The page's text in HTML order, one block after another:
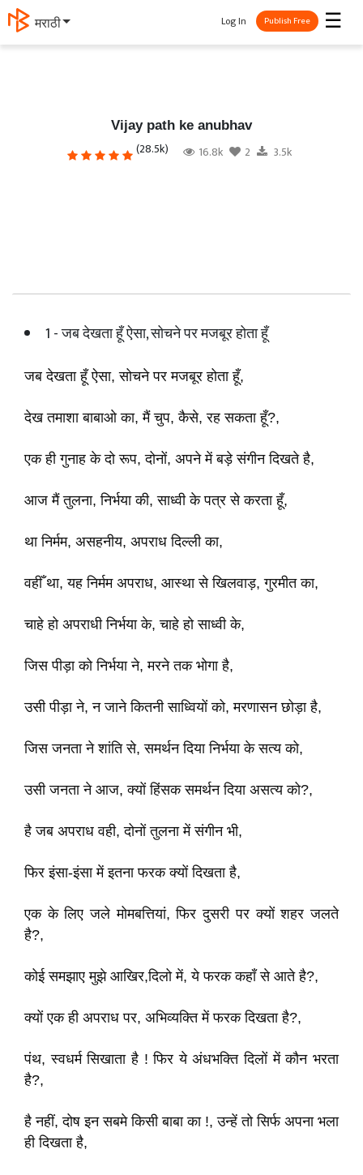
தமிழ் ☰
Log In Publish Free
Vijay path ke anubhav
(28.5k) 16.8k 2 3.5k
1 - जब देखता हूँ ऐसा, सोचने पर मजबूर होता हूँ
जब देखता हूँ ऐसा, सोचने पर मजबूर होता हूँ,
देख तमाशा बाबाओ का, मैं चुप, कैसे, रह सकता हूँ?,
एक ही गुनाह के दो रूप, दोनों, अपने में बड़े संगीन दिखते है,
आज मैं तुलना, निर्भया की, साध्वी के पत्र से करता हूँ,
था निर्मम, असहनीय, अपराध दिल्ली का,
वहीँ था, यह निर्मम अपराध, आस्था से खिलवाड़, गुरमीत का,
चाहे हो अपराधी निर्भया के, चाहे हो साध्वी के,
जिस पीड़ा को निर्भया ने, मरने तक भोगा है,
उसी पीड़ा ने, न जाने कितनी साध्वियों को, मरणासन छोड़ा है,
जिस जनता ने शांति से, समर्थन दिया निर्भया के सत्य को,
उसी जनता ने आज, क्यों हिंसक समर्थन दिया असत्य को?,
है जब अपराध वही, दोनों तुलना में संगीन भी,
फिर इंसा-इंसा में इतना फरक क्यों दिखता है,
एक के लिए जले मोमबत्तियां, फिर दुसरी पर क्यों शहर जलते
है?,
कोई समझाए मुझे आखिर,दिलो में, ये फरक कहाँ से आते है?,
क्यों एक ही अपराध पर, अभिव्यक्ति में फरक दिखता है?,
पंथ, स्वधर्म सिखाता है ! फिर ये अंधभक्ति दिलों में कौन भरता
है?,
है नहीं, दोष इन सबमे किसी बाबा का !, उन्हें तो सिर्फ अपना भला
ही दिखता है,